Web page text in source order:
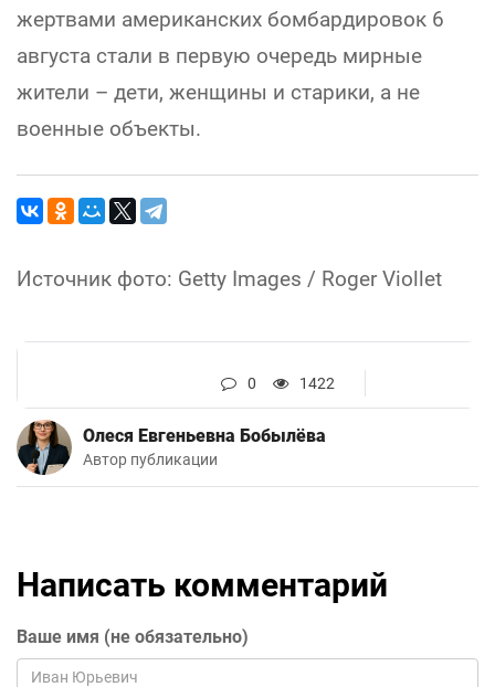
жертвами американских бомбардировок 6
августа стали в первую очередь мирные
жители – дети, женщины и старики, а не
военные объекты.
Источник фото: Getty Images / Roger Viollet
0 1422
Олеся Евгеньевна Бобылёва
Автор публикации
Написать комментарий
Ваше имя (не обязательно)